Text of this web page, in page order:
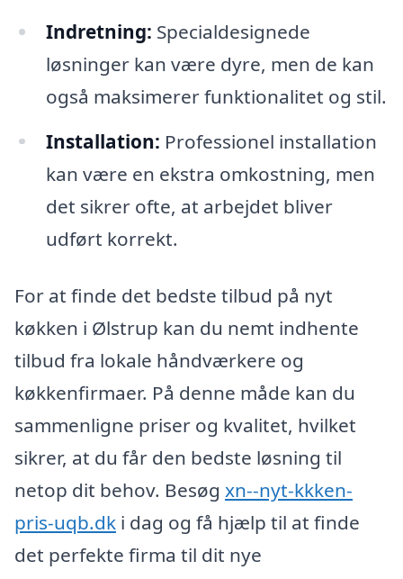
Indretning: Specialdesignede
løsninger kan være dyre, men de kan
også maksimerer funktionalitet og stil.
Installation: Professionel installation
kan være en ekstra omkostning, men
det sikrer ofte, at arbejdet bliver
udført korrekt.
For at finde det bedste tilbud på nyt
køkken i Ølstrup kan du nemt indhente
tilbud fra lokale håndværkere og
køkkenfirmaer. På denne måde kan du
sammenligne priser og kvalitet, hvilket
sikrer, at du får den bedste løsning til
netop dit behov. Besøg xn--nyt-kkken-
pris-uqb.dk i dag og få hjælp til at finde
det perfekte firma til dit nye